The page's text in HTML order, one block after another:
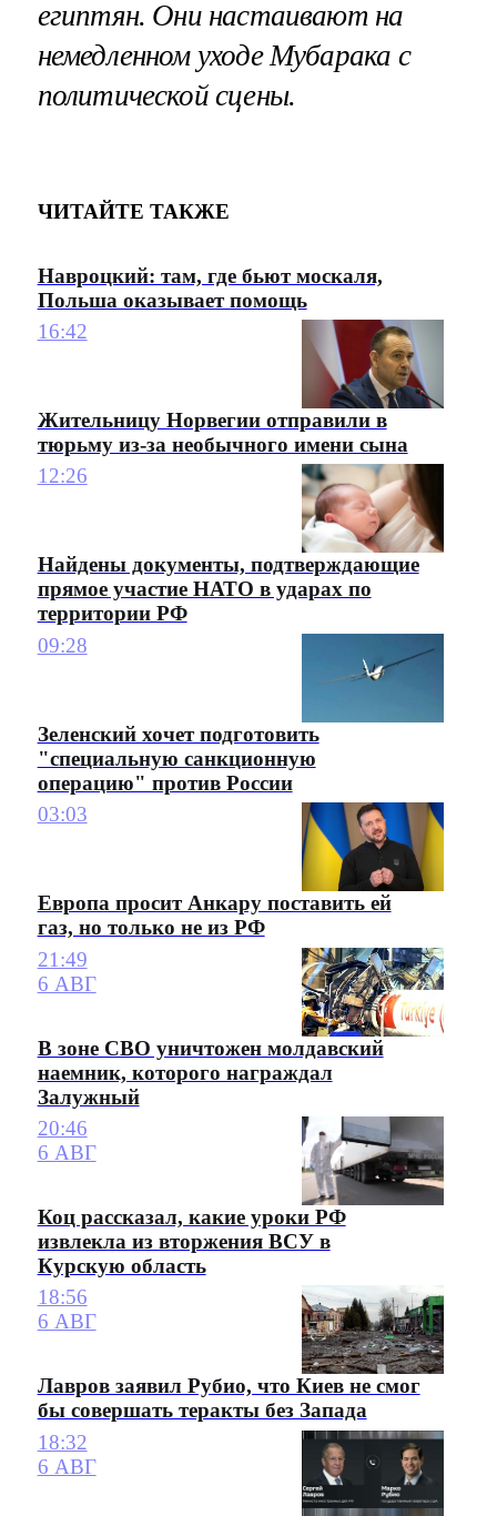
египтян. Они настаивают на
немедленном уходе Мубарака с
политической сцены.
ЧИТАЙТЕ ТАКЖЕ
Навроцкий: там, где бьют москаля,
Польша оказывает помощь
16:42
Жительницу Норвегии отправили в
тюрьму из-за необычного имени сына
12:26
Найдены документы, подтверждающие
прямое участие НАТО в ударах по
территории РФ
09:28
Зеленский хочет подготовить
"специальную санкционную
операцию" против России
03:03
Европа просит Анкару поставить ей
газ, но только не из РФ
21:49
6 АВГ
В зоне СВО уничтожен молдавский
наемник, которого награждал
Залужный
20:46
6 АВГ
Коц рассказал, какие уроки РФ
извлекла из вторжения ВСУ в
Курскую область
18:56
6 АВГ
Лавров заявил Рубио, что Киев не смог
бы совершать теракты без Запада
18:32
6 АВГ